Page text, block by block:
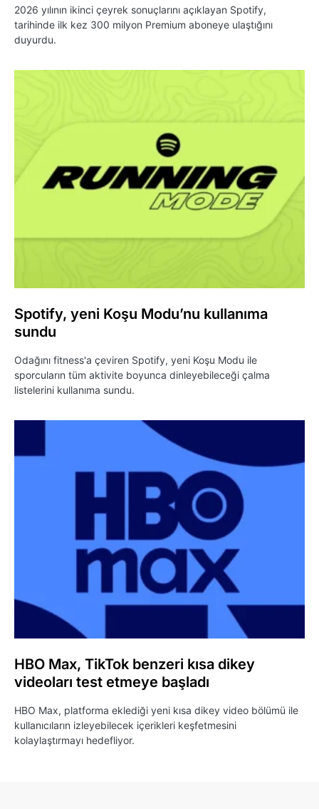
2026 yılının ikinci çeyrek sonuçlarını açıklayan Spotify,
tarihinde ilk kez 300 milyon Premium aboneye ulaştığını
duyurdu.
Spotify, yeni Koşu Modu’nu kullanıma
sundu
Odağını fitness'a çeviren Spotify, yeni Koşu Modu ile
sporcuların tüm aktivite boyunca dinleyebileceği çalma
listelerini kullanıma sundu.
HBO Max, TikTok benzeri kısa dikey
videoları test etmeye başladı
HBO Max, platforma eklediği yeni kısa dikey video bölümü ile
kullanıcıların izleyebilecek içerikleri keşfetmesini
kolaylaştırmayı hedefliyor.